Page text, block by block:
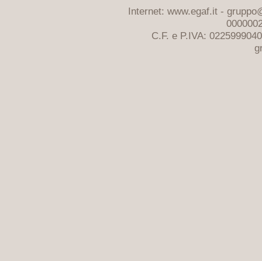
Internet: www.egaf.it -
C.F. e P.IVA: